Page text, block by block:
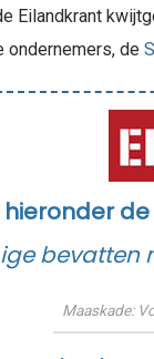
Eilandkrant
ondernemers, de
hieronder
bevatten
Maaskade: